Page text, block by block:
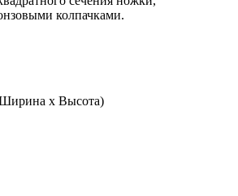
колпачками.
х Высота)